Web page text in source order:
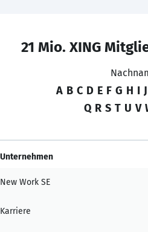
21 Mio. XING
A B C D E F G H I J
Q R S T U V
Unternehmen
New Work SE
Karriere